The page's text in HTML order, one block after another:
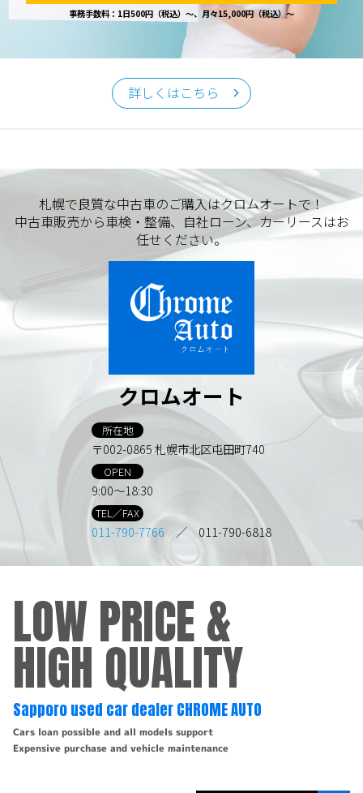
当社の「個人情報の取扱い」に関するお問い合わせは、下記
クロムオート
〒002-0865 札幌市北区屯田町740
TEL／011-790-7766FAX／011-790-6818
E-mail：info@chromeauto.co.jp
事務手数料：1日500円（税込）～、月々15,000円（税込）～
詳しくはこちら
札幌で良質な中古車のご購入はクロムオートで！
中古車販売から車検・整備、自社ローン、カーリースはお
任せください。
クロムオート
所在地
〒002-0865 札幌市北区屯田町740
OPEN
9:00～18:30
TEL／FAX
011-790-7766 ／ 011-790-6818
LOW PRICE &
HIGH QUALITY
Sapporo used car dealer CHROME AUTO
Cars loan possible and all models support
Expensive purchase and vehicle maintenance